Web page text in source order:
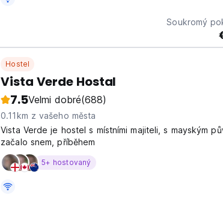
Soukromý
Hostel
Vista Verde Hostal
7.5Velmi dobré(688)
0.11km z vašeho města
Vista Verde je hostel s místními majiteli, s mayským
začalo snem, příběhem
5+ hostovaný